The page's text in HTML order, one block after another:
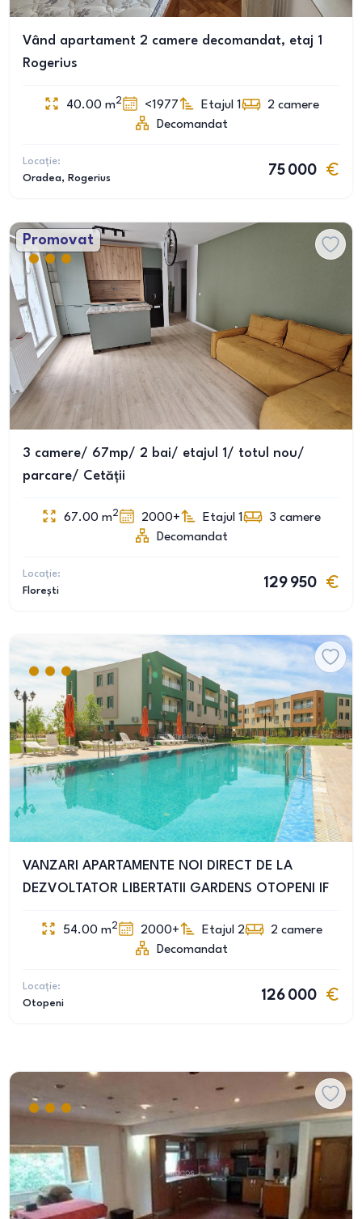
Vând apartament 2 camere decomandat, etaj 1
Rogerius
40.00 m2 <1977 Etajul 1 2 camere
Decomandat
Locație:
Oradea, Rogerius
75 000
Promovat
3 camere/ 67mp/ 2 bai/ etajul 1/ totul nou/
parcare/ Cetății
67.00 m2 2000+ Etajul 1 3 camere
Decomandat
Locație:
Florești
129 950
VANZARI APARTAMENTE NOI DIRECT DE LA
DEZVOLTATOR LIBERTATII GARDENS OTOPENI IF
54.00 m2 2000+ Etajul 2 2 camere
Decomandat
Locație:
Otopeni
126 000